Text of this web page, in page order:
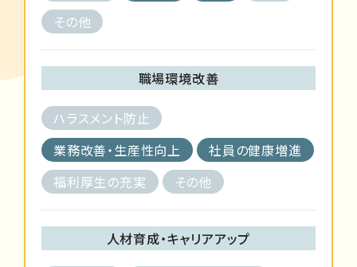
その他
職場環境改善
ハラスメント防止
業務改善・生産性向上
社員の健康増進
福利厚生の充実
その他
人材育成・キャリアアップ